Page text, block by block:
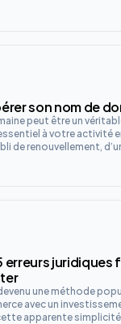
son nom de
peut être un
à votre activité
de renouvellement,
erreurs juridiques
une méthode
avec un
apparente